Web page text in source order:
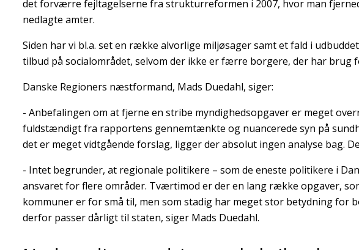
det forværre fejltagelserne fra strukturreformen i 2007, hvor man
nedlagte amter.
Siden har vi bl.a. set en række alvorlige miljøsager samt et fald i
tilbud på socialområdet, selvom der ikke er færre borgere, der har brug
Danske Regioners næstformand, Mads Duedahl, siger:
- Anbefalingen om at fjerne en stribe myndighedsopgaver er meget
fuldstændigt fra rapportens gennemtænkte og nuancerede syn på
det er meget vidtgående forslag, ligger der absolut ingen analyse bag.
- Intet begrunder, at regionale politikere – som de eneste politikere i
ansvaret for flere områder. Tværtimod er der en lang række opgaver,
kommuner er for små til, men som stadig har meget stor betydning for
derfor passer dårligt til staten, siger Mads Duedahl.